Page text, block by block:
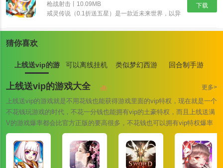
1、动漫播放：提供在线播放和离线下载功能，让用户随时随地观看
2、信息更新：实时更新动画行业的最新新闻、剧情预览、角色介绍
和其他内容，让用户了解动画行业的新动态。
3、用户个人中心：包括个人资料管理、查看历史、书签等功能，方
便用户管理和搜索自己的内容。
4、弹幕互动：支持弹幕功能，用户可以在观看过程中发送弹幕，与
其他观众实时互动，增加观看电影的乐趣。
米可动漫软件亮点
下载
枪战射击丨10.09MB
戒灵传说（0.1折送五星）是一款近未来世界，以异
新卡组，海量卡牌搭配及阵营组合，衍生出丰富策略
猜你喜欢
上线送vip的游
戏大全
可以离线挂机
游戏大全
类似梦幻西游 回合制手游
上线送vip的游戏大全 更多>
上线送vip的游戏就是不用花钱也能获得游戏里面的vip特权，现在就是一个
不花钱玩游戏的时代，不花一分钱也能拥有vip的土豪特权，而且上线送满
V的游戏爆率都会比官方正版的要高很多，不花钱也可以拥有vip特权爆率
也是翻倍的上调，您还在等什么快来下载一款试试吧！